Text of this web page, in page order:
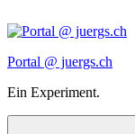
Inhalt
Portal @ juergs.ch
Ein Experiment.